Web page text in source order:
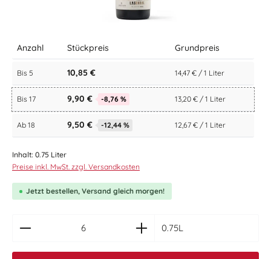
Anzahl Stückpreis Grundpreis
Bis 5 10,85 € 14,47 € / 1 Liter
Bis 17 9,90 € -8,76 % 13,20 € / 1 Liter
Ab 18 9,50 € -12,44 % 12,67 € / 1 Liter
Inhalt: 0.75 Liter
Preise inkl. MwSt. zzgl. Versandkosten
Jetzt bestellen, Versand gleich morgen!
0.75L